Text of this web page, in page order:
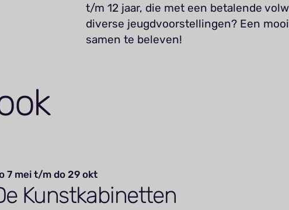
t/m 12 jaar, die met een betalende
diverse jeugdvoorstellingen? Een
samen te beleven!
7 mei t/m do 29 okt
Kunstkabinetten